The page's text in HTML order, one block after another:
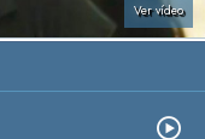
Ver vídeo